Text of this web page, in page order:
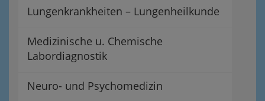
Lungenkrankheiten – Lungenheilkunde
Medizinische u. Chemische
Labordiagnostik
Neuro- und Psychomedizin